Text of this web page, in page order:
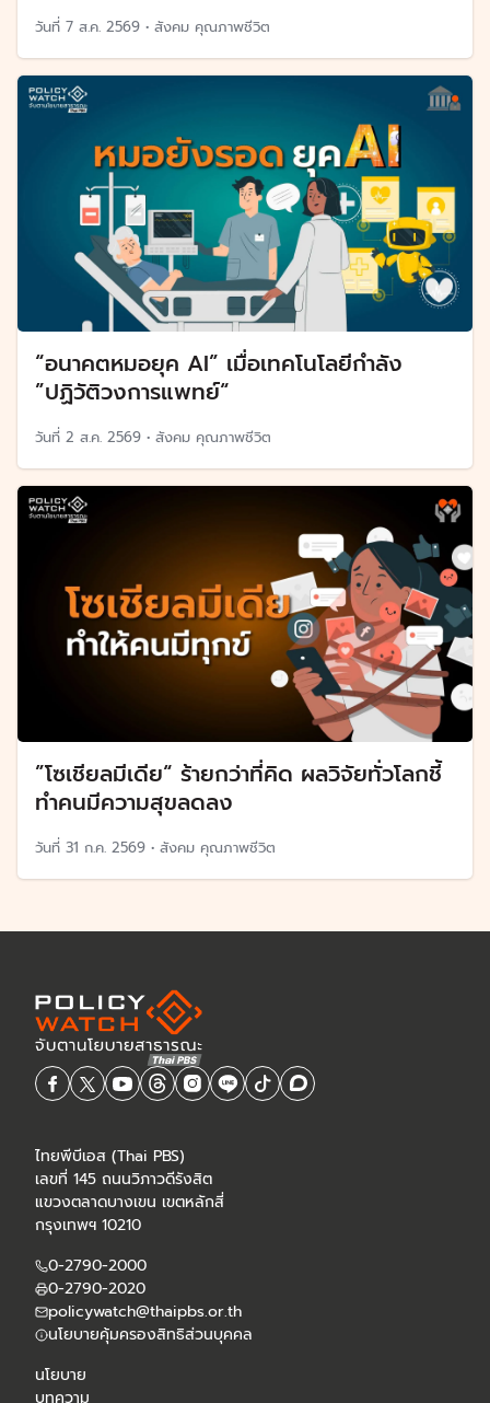
วันที่ 7 ส.ค. 2569 • สังคม คุณภาพชีวิต
“อนาคตหมอยุค AI” เมื่อเทคโนโลยีกำลัง
”ปฏิวัติวงการแพทย์“
วันที่ 2 ส.ค. 2569 • สังคม คุณภาพชีวิต
”โซเชียลมีเดีย“ ร้ายกว่าที่คิด ผลวิจัยทั่วโลกชี้
ทำคนมีความสุขลดลง
วันที่ 31 ก.ค. 2569 • สังคม คุณภาพชีวิต
ไทยพีบีเอส (Thai PBS)
เลขที่ 145 ถนนวิภาวดีรังสิต
แขวงตลาดบางเขน เขตหลักสี่
กรุงเทพฯ 10210
0-2790-2000
0-2790-2020
policywatch@thaipbs.or.th
นโยบายคุ้มครองสิทธิส่วนบุคคล
นโยบาย